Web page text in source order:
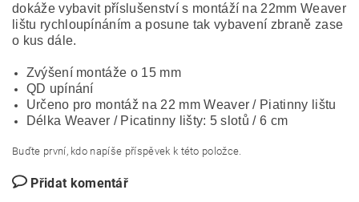
dokáže vybavit příslušenství s montáží na 22mm Weaver
lištu rychloupínáním a posune tak vybavení zbraně zase
o kus dále.
Zvýšení montáže o 15 mm
QD upínání
Určeno pro montáž na 22 mm Weaver / Piatinny lištu
Délka Weaver / Picatinny lišty: 5 slotů / 6 cm
Buďte první, kdo napíše příspěvek k této položce.
Přidat komentář